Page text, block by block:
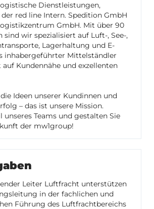
Dienstleistungen,
der red line Intern. Spedition GmbH
GmbH. Mit über 90
sind wir spezialisiert auf Luft-, See-,
Lagerhaltung und E-
inhabergeführter Mittelständler
Kundennähe und exzellenten
Ideen unserer Kundinnen und
– das ist unsere Mission.
unseres Teams und gestalten Sie
der mw1group!
Leiter Luftfracht unterstützen
in der fachlichen und
Führung des Luftfrachtbereichs